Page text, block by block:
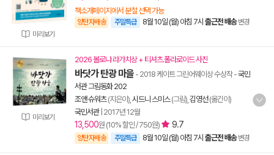
미리보기
책소개페이지에서 분철 선택 가능
양탄자배송 주말특급 8월 10일 (월) 아침 7시 출근전 배송 변경
미리보기
2026 볼로냐 라가치상 + 티셔츠.폴라로이드 사진
바닷가 탄광 마을 - 2018 케이트 그린어웨이상 수상작-국민
서관 그림동화 202
조앤 슈워츠(지은이), 시드니 스미스(그림), 김영선(옮긴이)
국민서관| 2017년 12월
13,500원 (10% 할인 / 750원) 9.7
양탄자배송 주말특급 8월 10일 (월) 아침 7시 출근전 배송 변경